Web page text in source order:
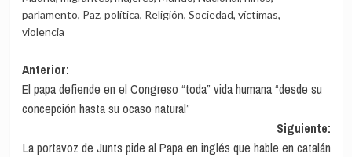
parlamento, Paz, política, Religión, Sociedad, víctimas,
violencia
Navegación
de
entradas
Anterior:
El papa defiende en el Congreso “toda” vida humana “desde su
concepción hasta su ocaso natural”
Siguiente:
La portavoz de Junts pide al Papa en inglés que hable en catalán